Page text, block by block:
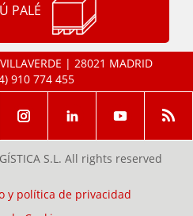
PALÉ
| 28021 MADRID
910 774 455
S.L. All rights reserved
y política de privacidad